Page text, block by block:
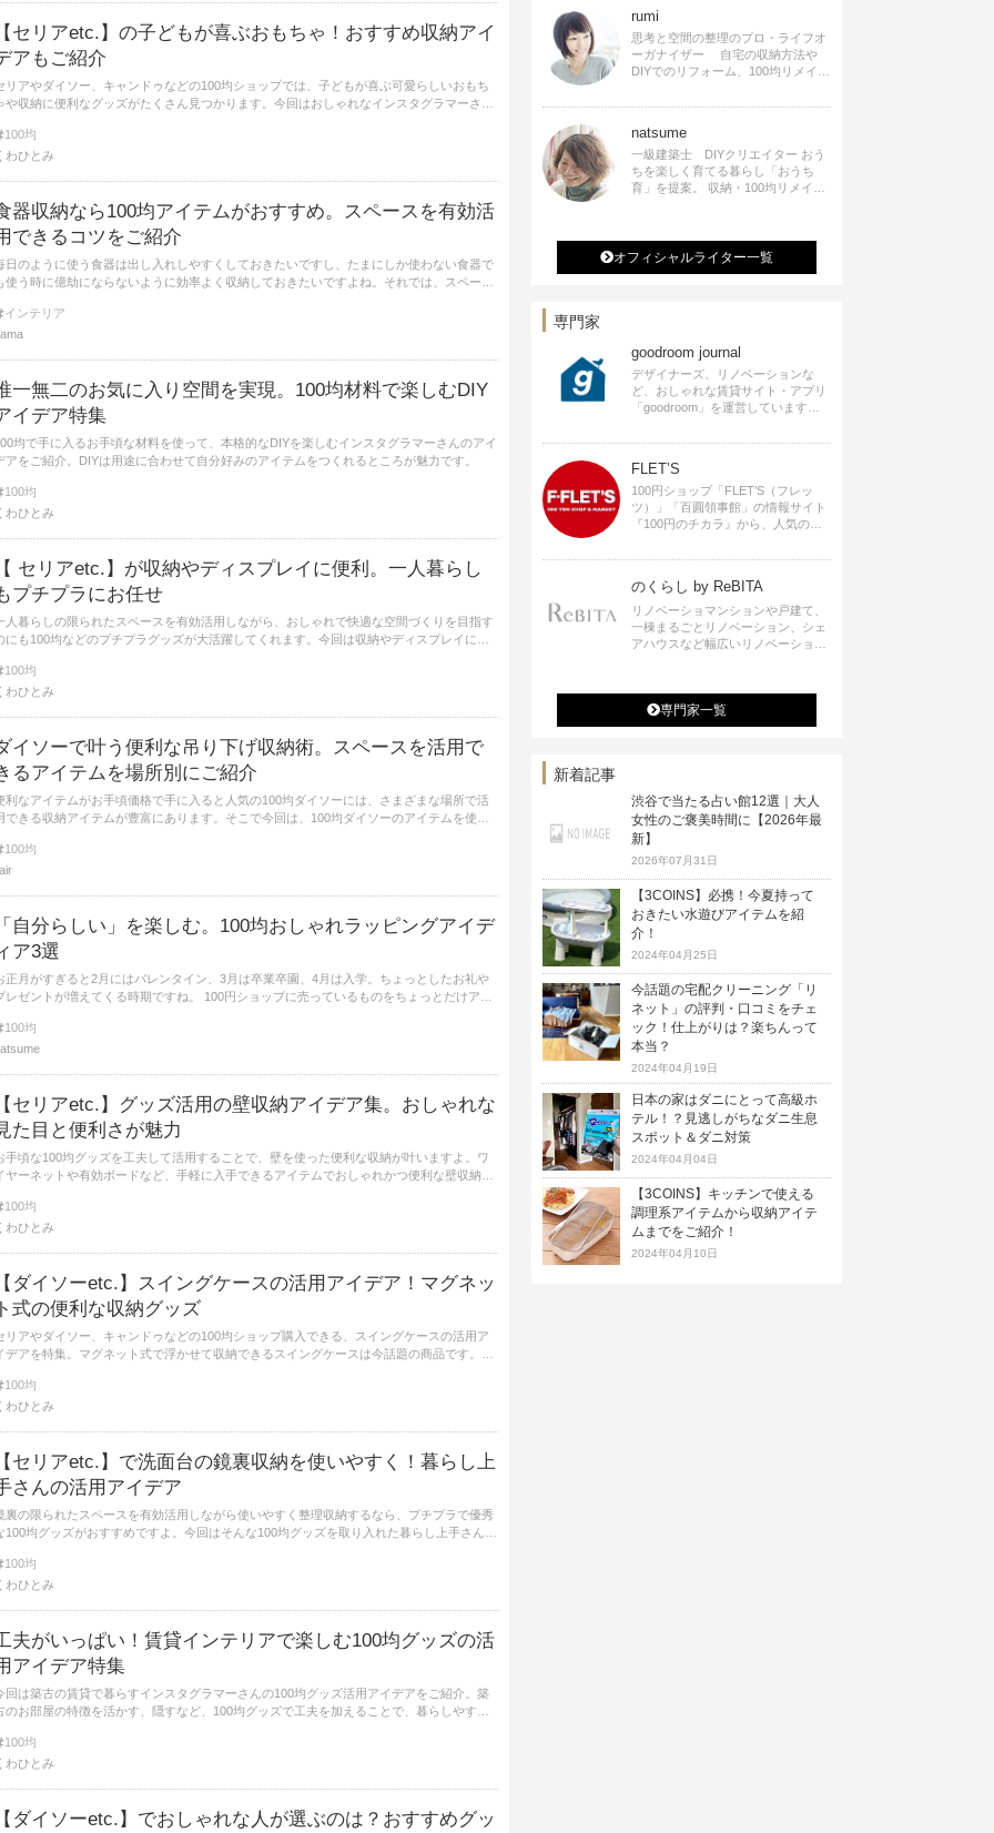
セリアetc.】の子どもが喜ぶおもちゃ！おすすめ収納アイ
アもご紹介
リアやダイソー、キャンドゥなどの100均ショップでは、子どもが喜ぶ可愛らしいおもち
や収納に便利なグッズがたくさん見つかります。今回はおしゃれなインスタグラマーさん
100均
わひとみ
器収納なら100均アイテムがおすすめ。スペースを有効活
できるコツをご紹介
日のように使う食器は出し入れしやすくしておきたいですし、たまにしか使わない食器で
使う時に億劫にならないように効率よく収納しておきたいですよね。それでは、スペース
インテリア
一無二のお気に入り空間を実現。100均材料で楽しむDIY
イデア特集
均で手に入るお手頃な材料を使って、本格的なDIYを楽しむインスタグラマーさんのアイ
アをご紹介。DIYは用途に合わせて自分好みのアイテムをつくれるところが魅力です。
100均
わひとみ
セリアetc.】が収納やディスプレイに便利。一人暮らし
プチプラにお任せ
人暮らしの限られたスペースを有効活用しながら、おしゃれで快適な空間づくりを目指す
にも100均などのプチプラグッズが大活躍してくれます。今回は収納やディスプレイに重
100均
わひとみ
イソーで叶う便利な吊り下げ収納術。スペースを活用で
るアイテムを場所別にご紹介
利なアイテムがお手頃価格で手に入ると人気の100均ダイソーには、さまざまな場所で活
できる収納アイテムが豊富にあります。そこで今回は、100均ダイソーのアイテムを使っ
100均
自分らしい」を楽しむ。100均おしゃれラッピングアイデ
ア3選
正月がすぎると2月にはバレンタイン、3月は卒業卒園、4月は入学。ちょっとしたお礼や
ゼントが増えてくる時期ですね。 100円ショップに売っているものをちょっとだけアレ
100均
セリアetc.】グッズ活用の壁収納アイデア集。おしゃれな
た目と便利さが魅力
手頃な100均グッズを工夫して活用することで、壁を使った便利な収納が叶いますよ。ワ
ヤーネットや有効ボードなど、手軽に入手できるアイテムでおしゃれかつ便利な壁収納を
100均
わひとみ
ダイソーetc.】スイングケースの活用アイデア！マグネッ
式の便利な収納グッズ
リアやダイソー、キャンドゥなどの100均ショップ購入できる、スイングケースの活用ア
デアを特集。マグネット式で浮かせて収納できるスイングケースは今話題の商品です。今
100均
わひとみ
セリアetc.】で洗面台の鏡裏収納を使いやすく！暮らし上
さんの活用アイデア
裏の限られたスペースを有効活用しながら使いやすく整理収納するなら、プチプラで優秀
100均グッズがおすすめですよ。今回はそんな100均グッズを取り入れた暮らし上手さんの
100均
わひとみ
夫がいっぱい！賃貸インテリアで楽しむ100均グッズの活
アイデア特集
回は築古の賃貸で暮らすインスタグラマーさんの100均グッズ活用アイデアをご紹介。築
のお部屋の特徴を活かす、隠すなど、100均グッズで工夫を加えることで、暮らしやすく
100均
わひとみ
ダイソーetc.】でおしゃれな人が選ぶのは？おすすめグッ
でも執筆しています。
rumi
思考と空間の整理のプロ・ライフオ
ーガナイザー 自宅の収納方法や
DIYでのリフォーム、100均リメイク
ク、インテリアの記事の執筆、雑
プロデュース 2016年９月に宝島社
より【Rumiのおうち時間を楽しむイ
ンテリア】を出版しました。
natsume
一級建築士 DIYクリエイター おう
ちを楽しく育てる暮らし「おうち
育」を提案。 収納・100均リメイ
いアンティークな部屋つくり 雑誌
オフィシャルライター一覧
専門家
goodroom journal
デザイナーズ、リノベーションな
ど、おしゃれな賃貸サイト・アプリ
「goodroom」を運営しています。
り暮らしのアイディアなど、賃貸で
ヒントをお届けします。
FLET’S
100円ショップ「FLET’S（フレッ
ツ）」「百圓領事館」の情報サイト
『100円のチカラ』から、人気の記
のくらし by ReBITA
リノベーショマンションや戸建て、
一棟まるごとリノベーション、シェ
アハウスなど幅広いリノベーション
スなど、「住む」だけではなく「働
く」「遊ぶ」「学ぶ」「旅する」と
いった領域でも、暮らしや生き方を
専門家一覧
新着記事
渋谷で当たる占い館12選｜大人
女性のご褒美時間に【2026年最
新】
2026年07月31日
【3COINS】必携！今夏持って
おきたい水遊びアイテムを紹
介！
2024年04月25日
今話題の宅配クリーニング「リ
ネット」の評判・口コミをチェ
ック！仕上がりは？楽ちんって
本当？
2024年04月19日
日本の家はダニにとって高級ホ
テル！？見逃しがちなダニ生息
スポット＆ダニ対策
2024年04月04日
【3COINS】キッチンで使える
調理系アイテムから収納アイテ
ムまでをご紹介！
2024年04月10日